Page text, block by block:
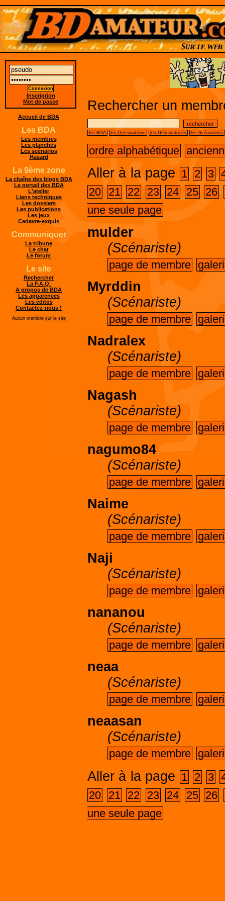
Rechercher un
les BDA les Dessinateurs les Dessinatrices les Scénaristes
ordre alphabétique
Aller à la page 1 2 3
20
21 22 23 24 25
26
une seule page
mulder
(Scénariste)
page de membre
Myrddin
(Scénariste)
page de membre
Nadralex
(Scénariste)
page de membre
Nagash
(Scénariste)
page de membre
nagumo84
(Scénariste)
page de membre
Naime
(Scénariste)
page de membre
Naji
(Scénariste)
page de membre
nananou
(Scénariste)
page de membre
neaa
(Scénariste)
page de membre
neaasan
(Scénariste)
page de membre
Aller à la page 1 2 3
20
21 22 23 24 25
26
une seule page
Inscription
Mot de passe
Accueil de BDA
Les BDA
Les membres
Les planches
Les scénarios
Hasard
La 9ème zone
La chaîne des blogs BDA
Le portail des BDA
L'atelier
Liens techniques
Les dossiers
Les publications
Les jeux
Cadavre-exquis
Communiquer
La tribune
Le chat
Le forum
Le site
Rechercher
La F.A.Q.
A propos de BDA
Les apparences
Les éditos
Contactez-nous !
Aucun membre sur le site